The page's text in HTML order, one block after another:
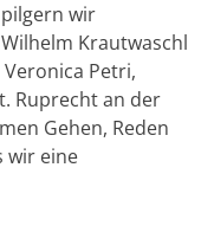
wir
Krautwaschl
Petri,
Ruprecht an der
Gehen, Reden
wir eine